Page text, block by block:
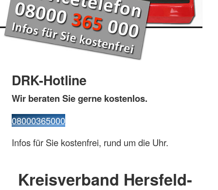
DRK-Hotline
Wir beraten Sie gerne kostenlos.
08000365000
Infos für Sie kostenfrei, rund um die Uhr.
Kreisverband Hersfeld-